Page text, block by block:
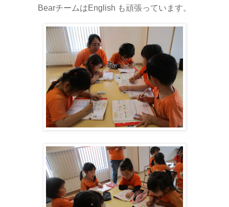
BearチームはEnglish も頑張っています。